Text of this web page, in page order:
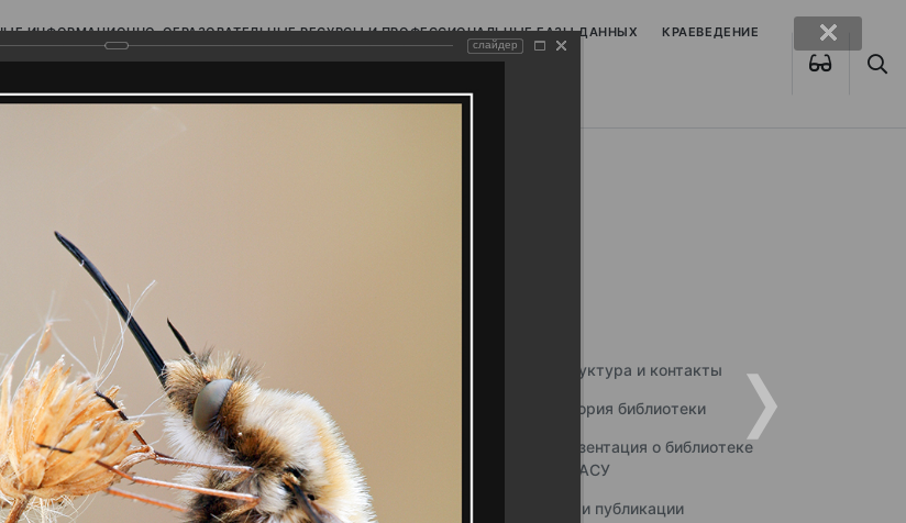
ИНФОРМАЦИОННО-ОБРАЗОВАТЕЛЬНЫЕ РЕСУРСЫ И ПРОФЕССИОНАЛЬНЫЕ БАЗЫ ДАННЫХ КРАЕВЕДЕНИЕ
Структура и контакты
История библиотеки
Презентация о библиотеке
ННГАСУ
Наши публикации
слайдер